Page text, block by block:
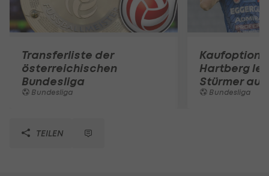
Transferliste der
österreichischen
Bundesliga
Bundesliga
Kaufoption
Hartberg
Stürmer aus
Bundesliga
TEILEN